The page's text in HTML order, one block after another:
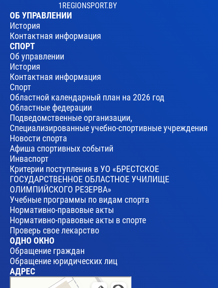
1REGIONSPORT.BY
ОБ УПРАВЛЕНИИ
История
Контактная информация
СПОРТ
Об управлении
История
Контактная информация
Спорт
Областной календарный план на 2026 год
Областные федерации
Подведомственные организации,
Специализированные учебно-спортивные учреждения
Новости спорта
Афиша спортивных событий
Инваспорт
Критерии поступления в УО «БРЕСТСКОЕ
ГОСУДАРСТВЕННОЕ ОБЛАСТНОЕ УЧИЛИЩЕ
ОЛИМПИЙСКОГО РЕЗЕРВА»
Учебные программы по видам спорта
Нормативно-правовые акты
Нормативно-правовые акты в спорте
Проверь свое лекарство
ОДНО ОКНО
Обращение граждан
Обращение юридических лиц
АДРЕС
Брест
Улица Леваневского, 17 — Яндекс Карты